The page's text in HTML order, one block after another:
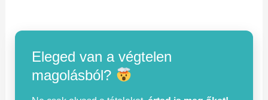
Eleged van a végtelen
magolásból?